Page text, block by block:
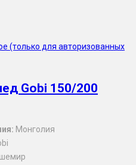
(только для авторизованных
Gobi 150/200
Монголия